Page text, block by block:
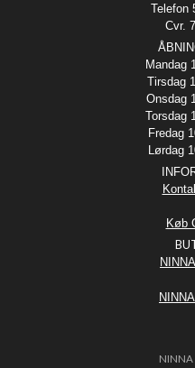
Telefon
Cvr.
Mandag
Tirsdag
Onsdag
Torsdag
Fredag
Lørdag
Køb